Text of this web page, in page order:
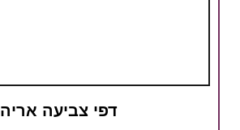
דפי צביעה אריה